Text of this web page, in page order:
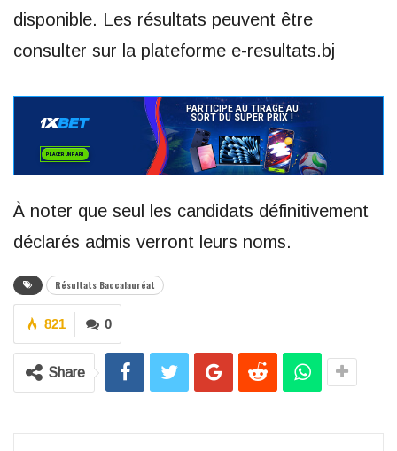
disponible. Les résultats peuvent être
consulter sur la plateforme e-resultats.bj
À noter que seul les candidats définitivement
déclarés admis verront leurs noms.
Résultats Baccalauréat
0
821
Share